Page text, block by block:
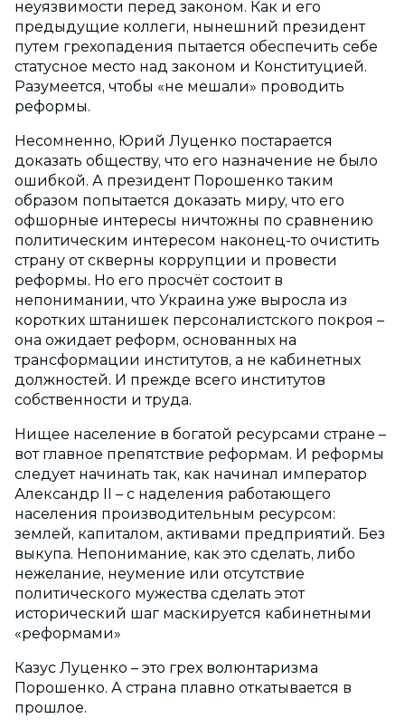
неуязвимости перед законом. Как и его
предыдущие коллеги, нынешний президент
путем грехопадения пытается обеспечить себе
статусное место над законом и Конституцией.
Разумеется, чтобы «не мешали» проводить
реформы.
Несомненно, Юрий Луценко постарается
доказать обществу, что его назначение не было
ошибкой. А президент Порошенко таким
образом попытается доказать миру, что его
офшорные интересы ничтожны по сравнению
политическим интересом наконец-то очистить
страну от скверны коррупции и провести
реформы. Но его просчёт состоит в
непонимании, что Украина уже выросла из
коротких штанишек персоналистского покроя –
она ожидает реформ, основанных на
трансформации институтов, а не кабинетных
должностей. И прежде всего институтов
собственности и труда.
Нищее население в богатой ресурсами стране –
вот главное препятствие реформам. И реформы
следует начинать так, как начинал император
Александр II – с наделения работающего
населения производительным ресурсом:
землей, капиталом, активами предприятий. Без
выкупа. Непонимание, как это сделать, либо
нежелание, неумение или отсутствие
политического мужества сделать этот
исторический шаг маскируется кабинетными
«реформами»
Казус Луценко – это грех волюнтаризма
Порошенко. А страна плавно откатывается в
прошлое.